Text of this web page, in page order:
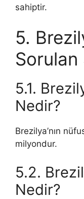
sahiptir.
5.
Sorulan
5.1.
Nedir?
Brezilya’nın
milyondur.
5.2.
Nedir?